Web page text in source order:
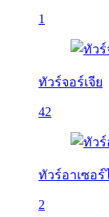
1
ทัวร์จอร์เจีย
42
ทัวร์อาเซอร์
2